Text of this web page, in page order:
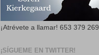
¡Atrévete a llamar! 653 379 269
¡SÍGUEME EN TWITTER!